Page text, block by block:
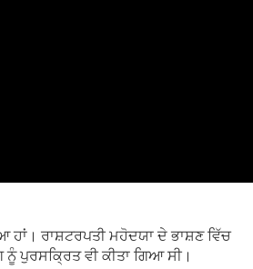
ਰਾਸ਼ਟਰਪਤੀ ਮਹੋਦਯਾ ਦੇ ਭਾਸ਼ਣ ਵਿੱਚ
ਪੁਰਸਕ੍ਰਿਤ ਵੀ ਕੀਤਾ ਗਿਆ ਸੀ।